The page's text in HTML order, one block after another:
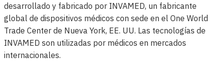
desarrollado y fabricado por INVAMED, un fabricante
global de dispositivos médicos con sede en el One World
Trade Center de Nueva York, EE. UU. Las tecnologías de
INVAMED son utilizadas por médicos en mercados
internacionales.